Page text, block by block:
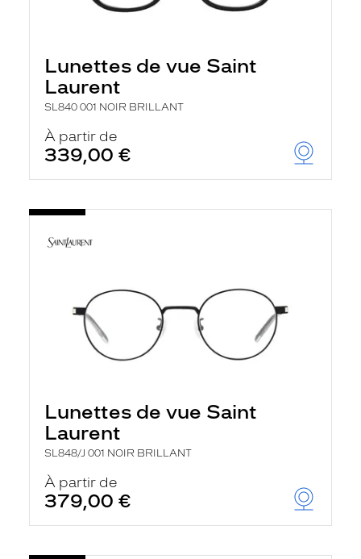
Lunettes de vue Saint
Laurent
SL840 001 NOIR BRILLANT
À partir de
339,00 €
Lunettes de vue Saint
Laurent
SL848/J 001 NOIR BRILLANT
À partir de
379,00 €